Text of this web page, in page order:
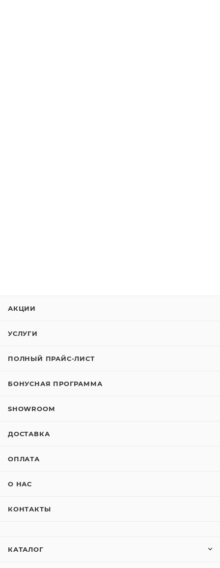
АКЦИИ
УСЛУГИ
ПОЛНЫЙ ПРАЙС-ЛИСТ
БОНУСНАЯ ПРОГРАММА
SHOWROOM
ДОСТАВКА
ОПЛАТА
О НАС
КОНТАКТЫ
КАТАЛОГ